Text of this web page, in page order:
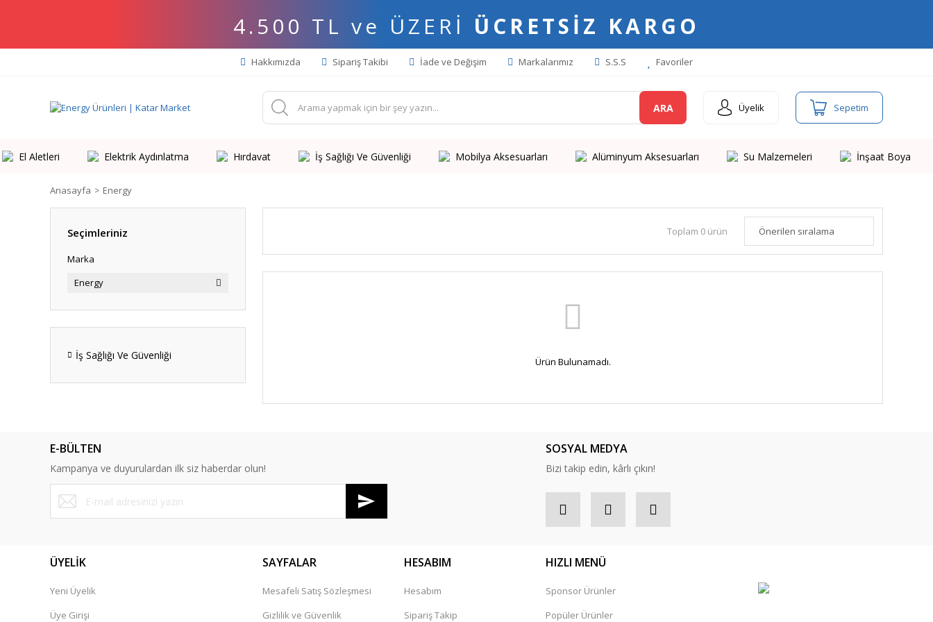
4.500 TL ve ÜZERİ ÜCRETSİZ KARGO
Hakkımızda Sipariş Takibi İade ve Değişim Markalarımız S.S.S Favoriler
ARA Üyelik Sepetim
El Aletleri Elektrik Aydınlatma Hırdavat İş Sağlığı Ve Güvenliği Mobilya Aksesuarları Alüminyum Aksesuarları Su Malzemeleri İnşaat Boya
Anasayfa Energy
Seçimleriniz
Marka
Energy
İş Sağlığı Ve Güvenliği
Toplam 0 ürün
Ürün Bulunamadı.
E-BÜLTEN
Kampanya ve duyurulardan ilk siz haberdar olun!
SOSYAL MEDYA
Bizi takip edin, kârlı çıkın!
ÜYELİK
Yeni Üyelik
Üye Girişi
SAYFALAR
Mesafeli Satış Sözleşmesi
Gizlilik ve Güvenlik
HESABIM
Hesabım
Sipariş Takip
HIZLI MENÜ
Sponsor Ürünler
Popüler Ürünler